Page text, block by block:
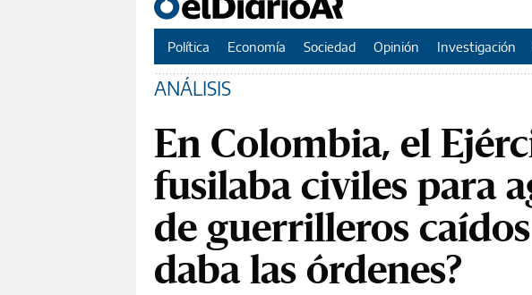
Política Economía Sociedad Opinión Investigación
ANÁLISIS
En Colombia, el
fusilaba civiles para
de guerrilleros
daba las órdenes?